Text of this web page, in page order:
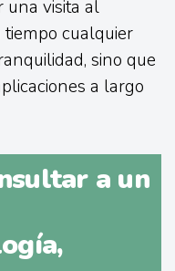
una visita al
tiempo cualquier
sino que
a largo
a un